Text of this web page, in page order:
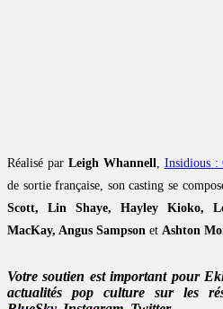
Réalisé par Leigh Whannell, Insidious :
de sortie française, son casting se
Scott, Lin Shaye, Hayley Kioko,
MacKay, Angus Sampson et Ashton
Votre soutien est important pour
actualités pop culture sur les